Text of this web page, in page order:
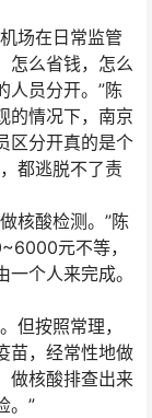
场在日常监管
怎么省钱，怎么
人员分开。”陈
的情况下，南京
区分开真的是个
都逃脱不了责
核酸检测。”陈
元不等，
个人来完成。
但按照常理，
苗，经常性地做
做核酸排查出来
。”